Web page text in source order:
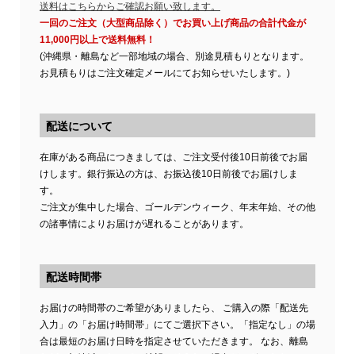
送料はこちらからご確認お願い致します。
一回のご注文（大型商品除く）でお買い上げ商品の合計代金が
11,000円以上で送料無料！
(沖縄県・離島など一部地域の場合、別途見積もりとなります。
お見積もりはご注文確定メールにてお知らせいたします。)
配送について
在庫がある商品につきましては、ご注文受付後10日前後でお届
けします。銀行振込の方は、お振込後10日前後でお届けしま
す。
ご注文が集中した場合、ゴールデンウィーク、年末年始、その他
の諸事情によりお届けが遅れることがあります。
配送時間帯
お届けの時間帯のご希望がありましたら、 ご購入の際「配送先
入力」の「お届け時間帯」にてご選択下さい。「指定なし」の場
合は最短のお届け日時を指定させていただきます。 なお、離島